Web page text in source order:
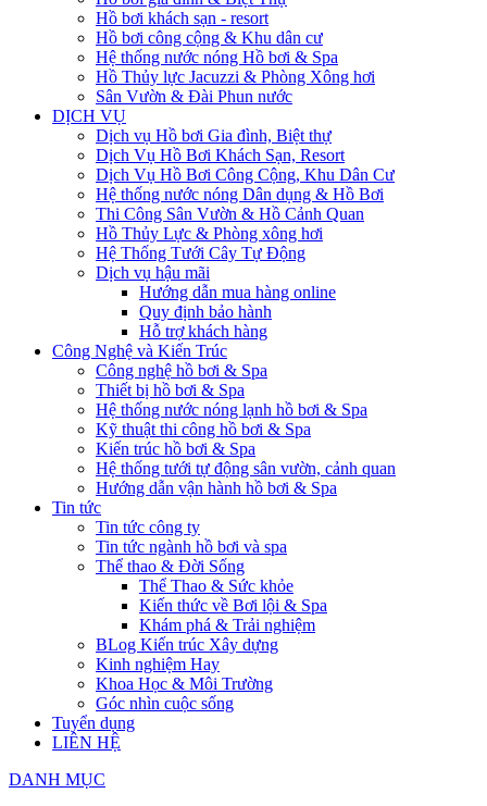
Hồ bơi khách sạn - resort
Hồ bơi công cộng & Khu dân cư
Hệ thống nước nóng Hồ bơi & Spa
Hồ Thủy lực Jacuzzi & Phòng Xông hơi
Sân Vườn & Đài Phun nước
DỊCH VỤ
Dịch vụ Hồ bơi Gia đình, Biệt thự
Dịch Vụ Hồ Bơi Khách Sạn, Resort
Dịch Vụ Hồ Bơi Công Cộng, Khu Dân Cư
Hệ thống nước nóng Dân dụng & Hồ Bơi
Thi Công Sân Vườn & Hồ Cảnh Quan
Hồ Thủy Lực & Phòng xông hơi
Hệ Thống Tưới Cây Tự Động
Dịch vụ hậu mãi
Hướng dẫn mua hàng online
Quy định bảo hành
Hỗ trợ khách hàng
Công Nghệ và Kiến Trúc
Công nghệ hồ bơi & Spa
Thiết bị hồ bơi & Spa
Hệ thống nước nóng lạnh hồ bơi & Spa
Kỹ thuật thi công hồ bơi & Spa
Kiến trúc hồ bơi & Spa
Hệ thống tưới tự động sân vườn, cảnh quan
Hướng dẫn vận hành hồ bơi & Spa
Tin tức
Tin tức công ty
Tin tức ngành hồ bơi và spa
Thể thao & Đời Sống
Thể Thao & Sức khỏe
Kiến thức về Bơi lội & Spa
Khám phá & Trải nghiệm
BLog Kiến trúc Xây dựng
Kinh nghiệm Hay
Khoa Học & Môi Trường
Góc nhìn cuộc sống
Tuyển dụng
LIÊN HỆ
DANH MỤC